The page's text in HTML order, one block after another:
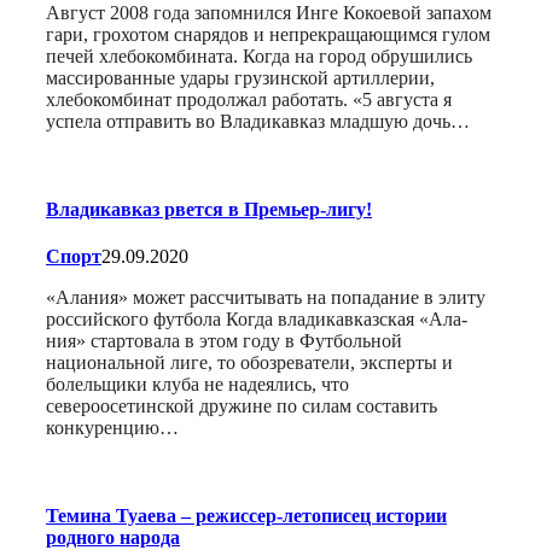
Август 2008 года запомнился Инге Кокоевой запахом
гари, грохотом снарядов и непрекращающимся гулом
печей хлебокомбината. Когда на город обрушились
массированные удары грузинской артиллерии,
хлебокомбинат продолжал работать. «5 августа я
успела отправить во Владикавказ младшую дочь…
Владикавказ рвется в Премьер-лигу!
Спорт29.09.2020
«Алания» может рассчитывать на попадание в элиту
российского футбола Когда владикавказская «Ала-
ния» стартовала в этом году в Футбольной
национальной лиге, то обозреватели, эксперты и
болельщики клуба не надеялись, что
североосетинской дружине по силам составить
конкуренцию…
Темина Туаева – режиссер-летописец истории
родного народа